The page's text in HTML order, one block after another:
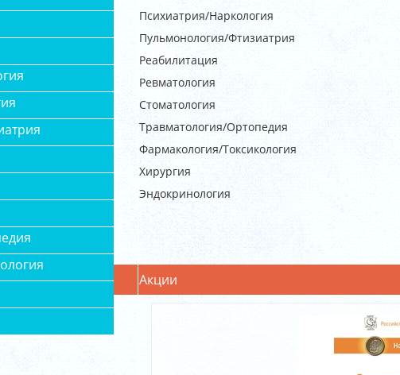
Психиатрия/Наркология
Пульмонология/Фтизиатрия
Реабилитация
Ревматология
Стоматология
Травматология/Ортопедия
Фармакология/Токсикология
Хирургия
Эндокринология
Акции